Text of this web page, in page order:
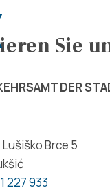
Sie
DER
Brce 5
227 933